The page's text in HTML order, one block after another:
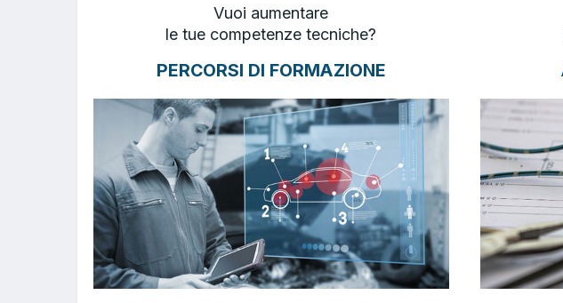
Vuoi aumentare
le tue competenze tecniche?
PERCORSI DI FORMAZIONE